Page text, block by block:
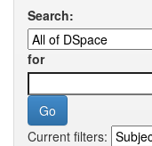
Search:
for
Current filters: